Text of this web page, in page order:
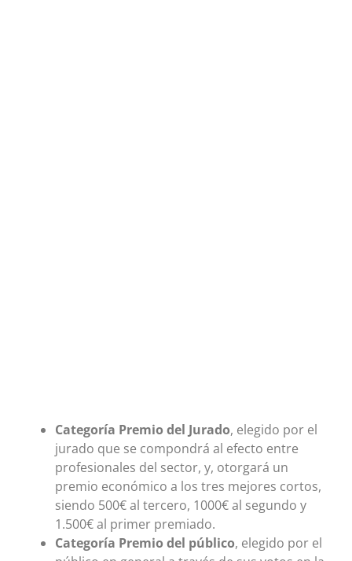
Categoría Premio del Jurado, elegido por el
jurado que se compondrá al efecto entre
profesionales del sector, y, otorgará un
premio económico a los tres mejores cortos,
siendo 500€ al tercero, 1000€ al segundo y
1.500€ al primer premiado.
Categoría Premio del público, elegido por el